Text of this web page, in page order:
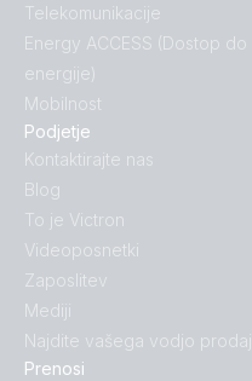
Prenosi
Telekomunikacije
Energy ACCESS (Dostop do
energije)
Mobilnost
Podjetje
Kontaktirajte nas
Blog
To je Victron
Videoposnetki
Zaposlitev
Mediji
Najdite vašega vodjo